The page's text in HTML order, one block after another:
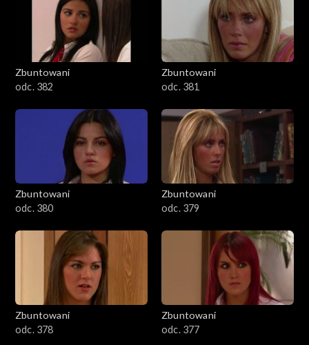
Zbuntowani
odc. 382
Zbuntowani
odc. 381
Zbuntowani
odc. 380
Zbuntowani
odc. 379
Zbuntowani
odc. 378
Zbuntowani
odc. 377